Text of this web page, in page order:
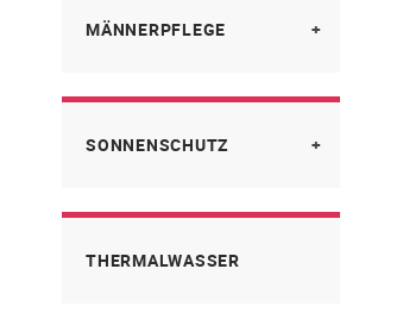
Cold Cream
MÄNNERPFLEGE
Gesichtspflege
Nach der Rasur
SONNENSCHUTZ
Empfindliche Haut
Spezialpflege
THERMALWASSER